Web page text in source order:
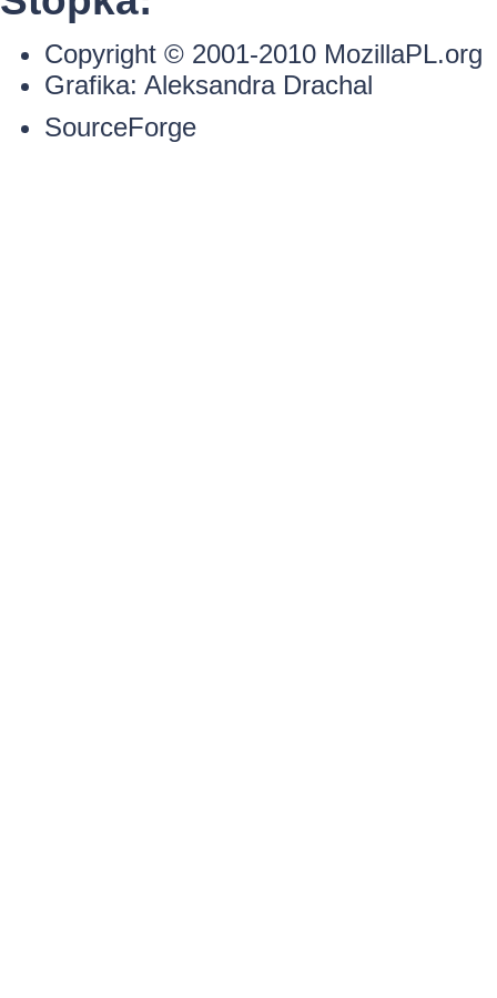
Copyright © 2001-2010 MozillaPL.org
Grafika: Aleksandra Drachal
SourceForge